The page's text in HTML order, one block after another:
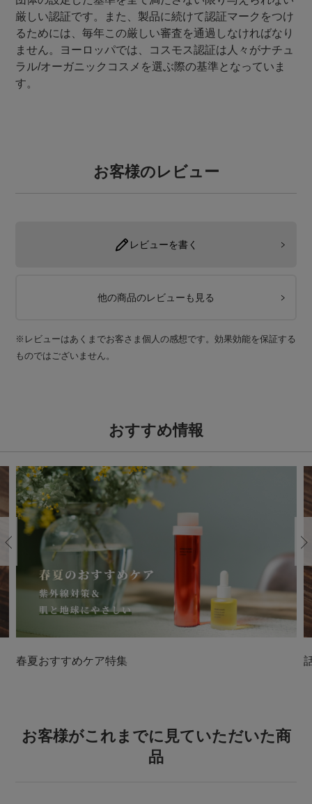
厳しい認証です。また、製品に続けて認証マークをつけ
るためには、毎年この厳しい審査を通過しなければなり
ません。ヨーロッパでは、コスモス認証は人々がナチュ
ラル/オーガニックコスメを選ぶ際の基準となっていま
す。
お客様のレビュー
レビューを書く
他の商品のレビューも見る
※レビューはあくまでお客さま個人の感想です。効果効能を保証する
ものではございません。
おすすめ情報
Previous
春夏おすすめケア特集
お客様がこれまでに見ていただいた商
品